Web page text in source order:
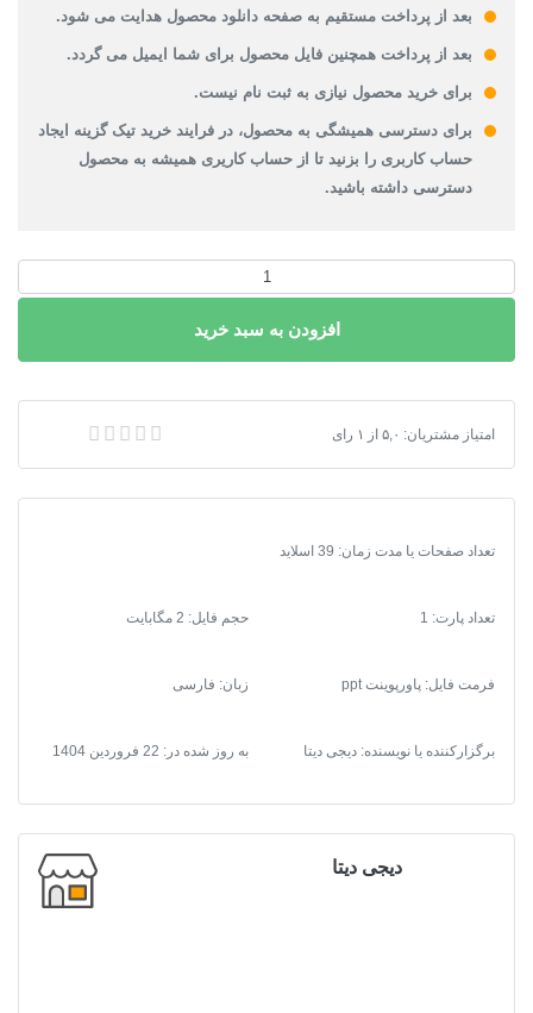
بعد از پرداخت مستقیم به صفحه دانلود محصول هدایت می شود.
بعد از پرداخت همچنین فایل محصول برای شما ایمیل می گردد.
برای خرید محصول نیازی به ثبت نام نیست.
برای دسترسی همیشگی به محصول، در فرایند خرید تیک گزینه ایجاد
حساب کاربری را بزنید تا از حساب کاریری همیشه به محصول
دسترسی داشته باشید.
انرژی
گرمایی
افزودن به سبد خرید
پاورپوینت انرژی زمین گرمایی
امتیاز مشتریان: ۵,۰ از ۱ رای
تعداد صفحات یا مدت زمان: 39 اسلاید
تعداد پارت: 1 حجم فایل: 2 مگابایت
فرمت فایل: پاورپوینت ppt زبان: فارسی
برگزارکننده یا نویسنده: دیجی دیتا به روز شده در: 22 فروردین 1404
دیجی دیتا